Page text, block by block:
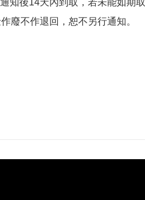
知後14天內到取，若未能如期取
廢不作退回，恕不另行通知。